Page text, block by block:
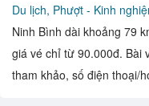
Du lịch, Phượt - Kinh
Ninh Bình dài khoảng 79
giá vé chỉ từ 90.000đ. Bài
tham khảo, số điện thoại/